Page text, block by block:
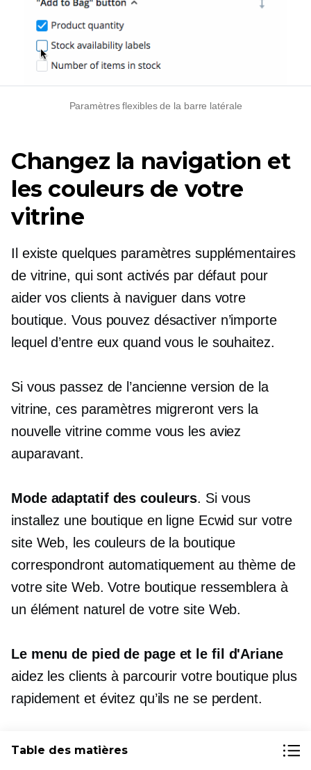
Paramètres flexibles de la barre latérale
Changez la navigation et
les couleurs de votre
vitrine
Il existe quelques paramètres supplémentaires
de vitrine, qui sont activés par défaut pour
aider vos clients à naviguer dans votre
boutique. Vous pouvez désactiver n’importe
lequel d’entre eux quand vous le souhaitez.
Si vous passez de l’ancienne version de la
vitrine, ces paramètres migreront vers la
nouvelle vitrine comme vous les aviez
auparavant.
Mode adaptatif des couleurs. Si vous
installez une boutique en ligne Ecwid sur votre
site Web, les couleurs de la boutique
correspondront automatiquement au thème de
votre site Web. Votre boutique ressemblera à
un élément naturel de votre site Web.
Le menu de pied de page et le fil d'Ariane
aidez les clients à parcourir votre boutique plus
rapidement et évitez qu’ils ne se perdent.
Le Connectez-vous
permet aux clients de
Table des matières